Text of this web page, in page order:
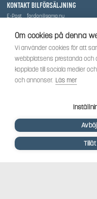
Om cookies på denna
Vi använder cookies för att
webbplatsens prestanda och
kopplade till sociala medier
och annonser. Läs mer
KONTAKT BILFÖRSÄLJNING
E-Post
fordon@sama.nu
Vi har sedan 1970-talet levererat
har idag även ett brett utbud av dessa
Can-Am, Sea-Doo.
Vi är certifierad serviceverkstad.
SOCIALT